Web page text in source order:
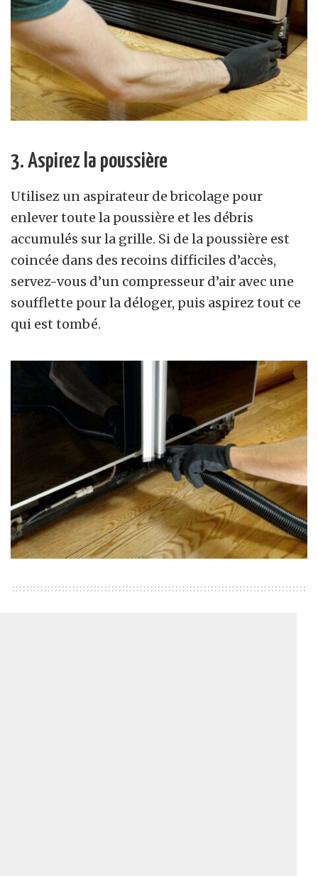
3. Aspirez la poussière
Utilisez un aspirateur de bricolage pour
enlever toute la poussière et les débris
accumulés sur la grille. Si de la poussière est
coincée dans des recoins difficiles d’accès,
servez-vous d’un compresseur d’air avec une
soufflette pour la déloger, puis aspirez tout ce
qui est tombé.